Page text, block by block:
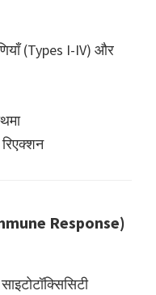
(Types I-IV) और
Response)